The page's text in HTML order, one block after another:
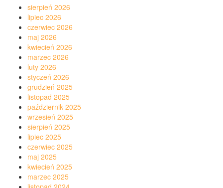
sierpień 2026
lipiec 2026
czerwiec 2026
maj 2026
kwiecień 2026
marzec 2026
luty 2026
styczeń 2026
grudzień 2025
listopad 2025
październik 2025
wrzesień 2025
sierpień 2025
lipiec 2025
czerwiec 2025
maj 2025
kwiecień 2025
marzec 2025